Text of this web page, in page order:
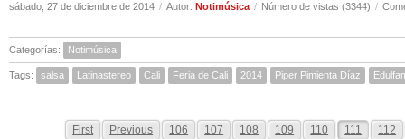
sábado, 27 de diciembre de 2014 / Autor: Notimúsica / Número de vistas (3344) /
Categorías: Notimúsica
Tags: salsa Latinastereo Cali Feria de Cali 2014 Piper Pimienta Díaz
First Previous 106 107 108 109 110 111 112